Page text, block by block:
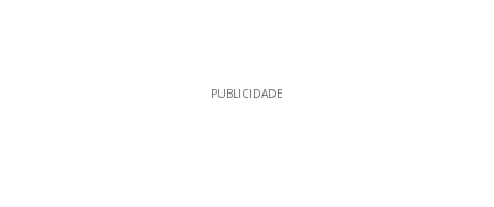
PUBLICIDADE